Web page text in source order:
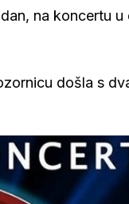
na koncertu u
došla s